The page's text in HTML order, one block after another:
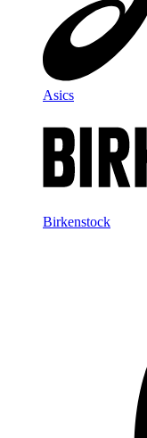
Asics
Birkenstock